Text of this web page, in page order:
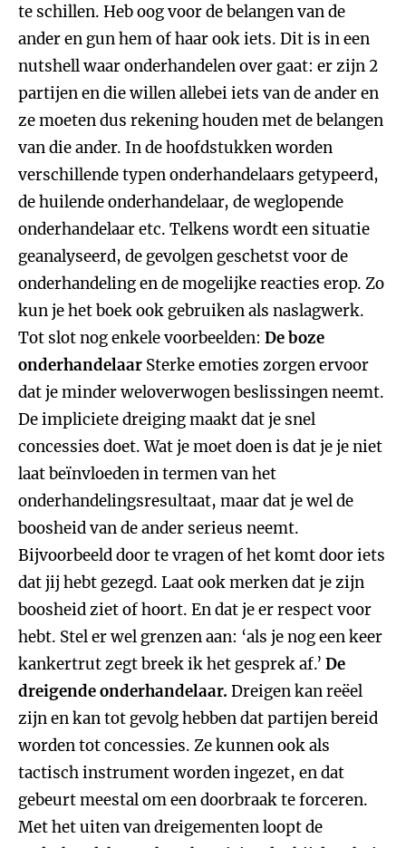
te schillen. Heb oog voor de belangen van de
ander en gun hem of haar ook iets. Dit is in een
nutshell waar onderhandelen over gaat: er zijn 2
partijen en die willen allebei iets van de ander en
ze moeten dus rekening houden met de belangen
van die ander. In de hoofdstukken worden
verschillende typen onderhandelaars getypeerd,
de huilende onderhandelaar, de weglopende
onderhandelaar etc. Telkens wordt een situatie
geanalyseerd, de gevolgen geschetst voor de
onderhandeling en de mogelijke reacties erop. Zo
kun je het boek ook gebruiken als naslagwerk.
Tot slot nog enkele voorbeelden: De boze
onderhandelaar Sterke emoties zorgen ervoor
dat je minder weloverwogen beslissingen neemt.
De impliciete dreiging maakt dat je snel
concessies doet. Wat je moet doen is dat je je niet
laat beïnvloeden in termen van het
onderhandelingsresultaat, maar dat je wel de
boosheid van de ander serieus neemt.
Bijvoorbeeld door te vragen of het komt door iets
dat jij hebt gezegd. Laat ook merken dat je zijn
boosheid ziet of hoort. En dat je er respect voor
hebt. Stel er wel grenzen aan: ‘als je nog een keer
kankertrut zegt breek ik het gesprek af.’ De
dreigende onderhandelaar. Dreigen kan reëel
zijn en kan tot gevolg hebben dat partijen bereid
worden tot concessies. Ze kunnen ook als
tactisch instrument worden ingezet, en dat
gebeurt meestal om een doorbraak te forceren.
Met het uiten van dreigementen loopt de